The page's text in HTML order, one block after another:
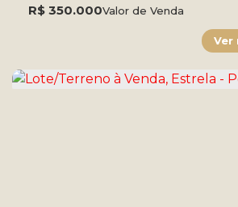
R$ 350.000Valor de Venda